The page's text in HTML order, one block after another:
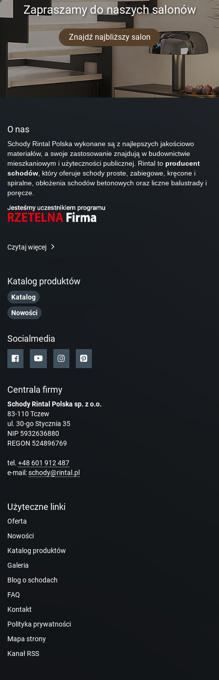
Zapraszamy do naszych salonów
Znajdź najbliższy salon
O nas
Schody Rintal Polska wykonane są z najlepszych jakościowo
materiałów, a swoje zastosowanie znajdują w budownictwie
mieszkaniowym i użyteczności publicznej. Rintal to producent
schodów , który oferuje schody proste, zabiegowe, kręcone i
spiralne, obłożenia schodów betonowych oraz liczne balustrady i
poręcze.
Czytaj więcej
Katalog produktów
Katalog
Nowości
Socialmedia
Centrala firmy
Schody Rintal Polska sp. z o.o.
83-110 Tczew
ul. 30-go Stycznia 35
NIP 5932636880
REGON 524896769
tel. +48 601 912 487
e-mail:schody@rintal.pl
Użyteczne linki
Oferta
Nowości
Katalog produktów
Galeria
Blog o schodach
FAQ
Kontakt
Polityka prywatności
Mapa strony
Kanał RSS